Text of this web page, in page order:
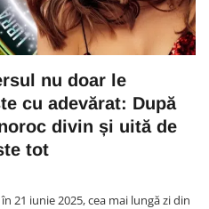
nu doar le
cu adevărat: După
divin și uită de
tot
21 iunie 2025, cea mai lungă zi din